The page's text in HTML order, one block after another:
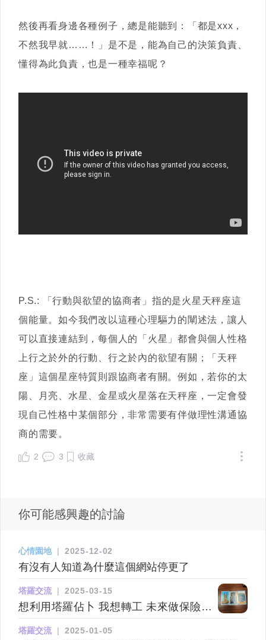
然後再看身邊各種例子，總是能聽到：「都是xxx，
不然我早就……！」是不是，能為自己的決策負責、
懂得為此負責，也是一種幸福呢？
P.S.: 「行動與欲望的協商者」指的是火星天秤座這
個能量。如今我們改以這種心理驅力的闡述法，讓人
可以直接連結到，每個人的「火星」都會與個人性格
上行之於外的行動、行之於內的欲望有關；「天秤
座」這個星座特質則跟協商者有關。例如，若你的太
陽、月亮、水星、金星或火星落在天秤座，一定會發
現自己性格中某個部分，非常需要有伴做理性溝通協
商的需要。
2 3 收藏
你可能感興趣的討論
心情園地 | 2025-12-02
有沒有人知道為什麼這個網站停更了
塔羅交流 | 2025-03-15
想利用塔羅佔卜 我想轉工 未來做保險行
業會點樣thx
塔羅交流 | 2025-01-05